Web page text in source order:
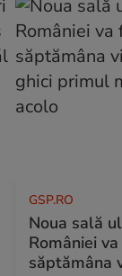
GSP.RO
Noua sală
României
săptămâna